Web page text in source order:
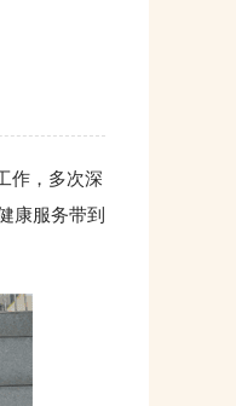
作，多次深
康服务带到